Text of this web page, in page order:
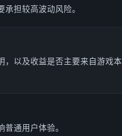
担较高波动风险。
，以及收益是否主要来自游戏本
通用户体验。